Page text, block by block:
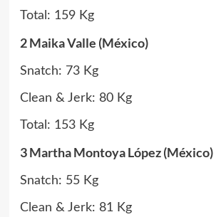
Total: 159 Kg
2 Maika Valle (México)
Snatch: 73 Kg
Clean & Jerk: 80 Kg
Total: 153 Kg
3 Martha Montoya López (México)
Snatch: 55 Kg
Clean & Jerk: 81 Kg